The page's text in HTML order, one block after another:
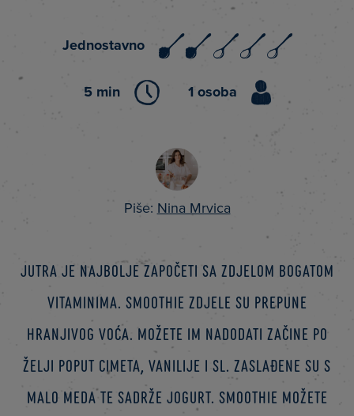
Jednostavno
5 min 1 osoba
Piše: Nina Mrvica
Jutra je najbolje započeti sa zdjelom bogatom
vitaminima. Smoothie zdjele su prepune
hranjivog voća. Možete im nadodati začine po
želji poput cimeta, vanilije i sl. Zaslađene su s
malo meda te sadrže jogurt. Smoothie možete